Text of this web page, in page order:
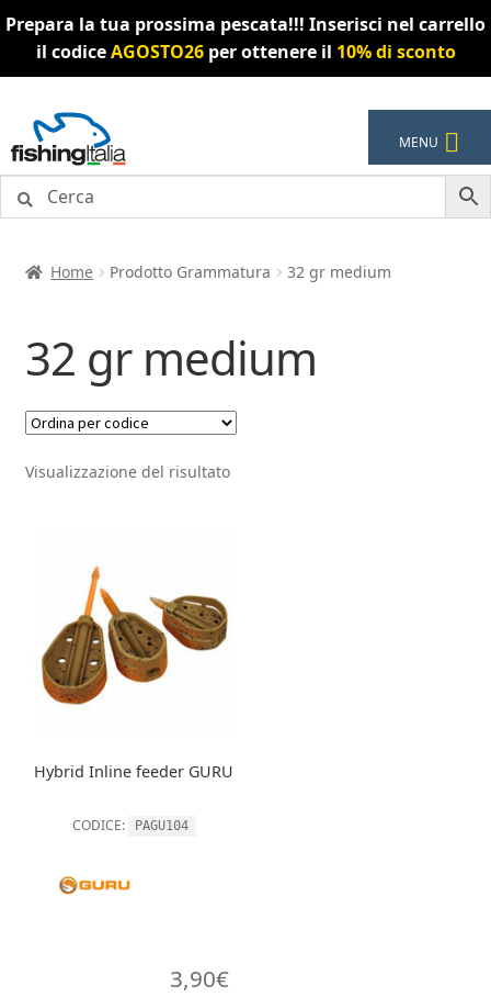
Prepara la tua prossima pescata!!! Inserisci nel carrello
il codiceAGOSTO26per ottenere il 10% di sconto
alla
navigazione
al
contenuto
MENU
Home Prodotto Grammatura 32 gr medium
32 gr medium
Visualizzazione del risultato
Hybrid Inline feeder GURU
CODICE: PAGU104
3,90€